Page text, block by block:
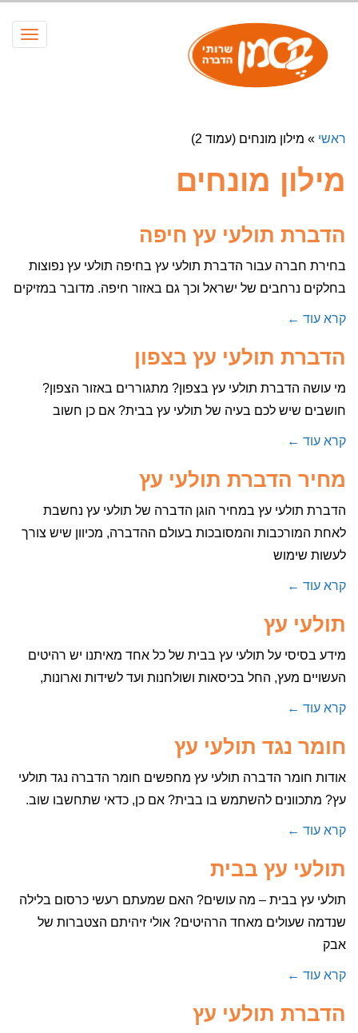
ראשי » מילון מונחים (עמוד 2)
מילון מונחים
הדברת תולעי עץ חיפה
בחירת חברה עבור הדברת תולעי עץ בחיפה תולעי עץ נפוצות
בחלקים נרחבים של ישראל וכך גם באזור חיפה. מדובר במזיקים
קרא עוד ←
הדברת תולעי עץ בצפון
מי עושה הדברת תולעי עץ בצפון? מתגוררים באזור הצפון?
חושבים שיש לכם בעיה של תולעי עץ בבית? אם כן חשוב
קרא עוד ←
מחיר הדברת תולעי עץ
הדברת תולעי עץ במחיר הוגן הדברה של תולעי עץ נחשבת
לאחת המורכבות והמסובכות בעולם ההדברה, מכיוון שיש צורך
לעשות שימוש
קרא עוד ←
תולעי עץ
מידע בסיסי על תולעי עץ בבית של כל אחד מאיתנו יש רהיטים
העשויים מעץ, החל בכיסאות ושולחנות ועד לשידות וארונות,
קרא עוד ←
חומר נגד תולעי עץ
אודות חומר הדברה תולעי עץ מחפשים חומר הדברה נגד תולעי
עץ? מתכוונים להשתמש בו בבית? אם כן, כדאי שתחשבו שוב.
קרא עוד ←
תולעי עץ בבית
תולעי עץ בבית – מה עושים? האם שמעתם רעשי כרסום בלילה
שנדמה שעולים מאחד הרהיטים? אולי זיהיתם הצטברות של
אבק
קרא עוד ←
הדברת תולעי עץ